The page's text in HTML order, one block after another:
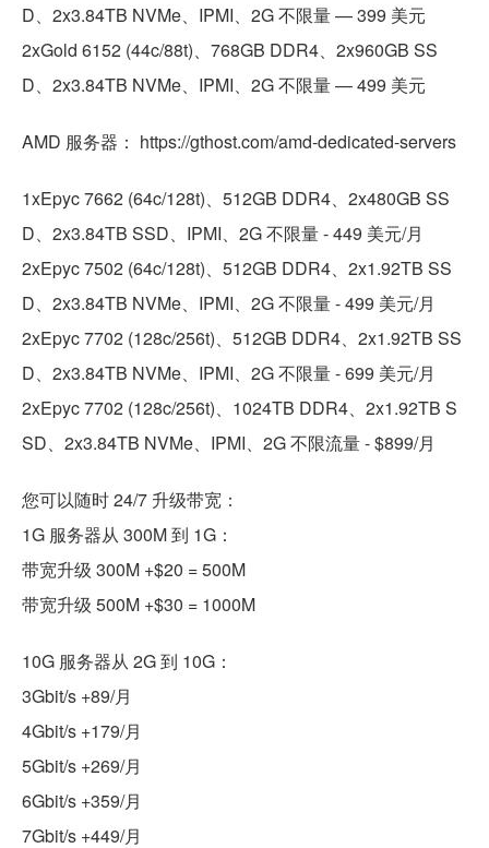
D、2x3.84TB NVMe、IPMI、2G 不限量 — 399 美元
2xGold 6152 (44c/88t)、768GB DDR4、2x960GB SS
D、2x3.84TB NVMe、IPMI、2G 不限量 — 499 美元
AMD 服务器： https://gthost.com/amd-dedicated-servers
1xEpyc 7662 (64c/128t)、512GB DDR4、2x480GB SS
D、2x3.84TB SSD、IPMI、2G 不限量 - 449 美元/月
2xEpyc 7502 (64c/128t)、512GB DDR4、2x1.92TB SS
D、2x3.84TB NVMe、IPMI、2G 不限量 - 499 美元/月
2xEpyc 7702 (128c/256t)、512GB DDR4、2x1.92TB SS
D、2x3.84TB NVMe、IPMI、2G 不限量 - 699 美元/月
2xEpyc 7702 (128c/256t)、1024TB DDR4、2x1.92TB S
SD、2x3.84TB NVMe、IPMI、2G 不限流量 - $899/月
您可以随时 24/7 升级带宽：
1G 服务器从 300M 到 1G：
带宽升级 300M +$20 = 500M
带宽升级 500M +$30 = 1000M
10G 服务器从 2G 到 10G：
3Gbit/s +89/月
4Gbit/s +179/月
5Gbit/s +269/月
6Gbit/s +359/月
7Gbit/s +449/月